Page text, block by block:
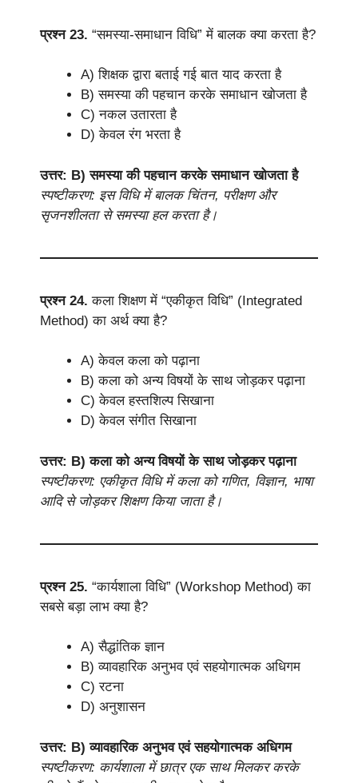
प्रश्न 23. “समस्या-समाधान विधि” में बालक क्या करता है?
A) शिक्षक द्वारा बताई गई बात याद करता है
B) समस्या की पहचान करके समाधान खोजता है
C) नकल उतारता है
D) केवल रंग भरता है
उत्तर: B) समस्या की पहचान करके समाधान खोजता है
स्पष्टीकरण: इस विधि में बालक चिंतन, परीक्षण और
सृजनशीलता से समस्या हल करता है।
प्रश्न 24. कला शिक्षण में “एकीकृत विधि” (Integrated
Method) का अर्थ क्या है?
A) केवल कला को पढ़ाना
B) कला को अन्य विषयों के साथ जोड़कर पढ़ाना
C) केवल हस्तशिल्प सिखाना
D) केवल संगीत सिखाना
उत्तर: B) कला को अन्य विषयों के साथ जोड़कर पढ़ाना
स्पष्टीकरण: एकीकृत विधि में कला को गणित, विज्ञान, भाषा
आदि से जोड़कर शिक्षण किया जाता है।
प्रश्न 25. “कार्यशाला विधि” (Workshop Method) का
सबसे बड़ा लाभ क्या है?
A) सैद्धांतिक ज्ञान
B) व्यावहारिक अनुभव एवं सहयोगात्मक अधिगम
C) रटना
D) अनुशासन
उत्तर: B) व्यावहारिक अनुभव एवं सहयोगात्मक अधिगम
स्पष्टीकरण: कार्यशाला में छात्र एक साथ मिलकर करके